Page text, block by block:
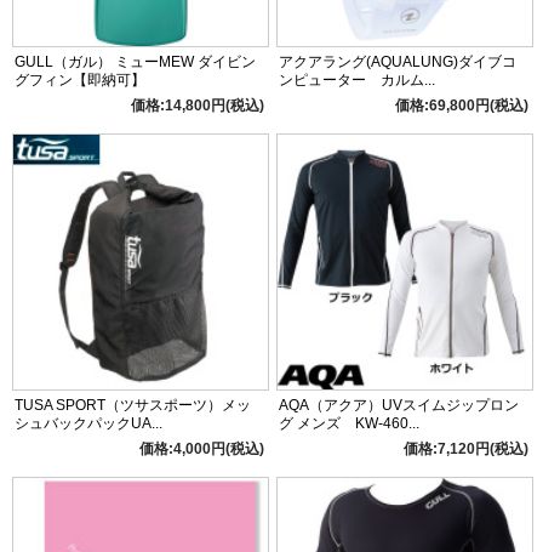
GULL（ガル） ミューMEW ダイビン
グフィン【即納可】
価格:14,800円(税込)
アクアラング(AQUALUNG)ダイブコ
ンピューター カルム...
価格:69,800円(税込)
TUSA SPORT（ツサスポーツ）メッ
シュバックパックUA...
価格:4,000円(税込)
AQA（アクア）UVスイムジップロン
グ メンズ KW-460...
価格:7,120円(税込)